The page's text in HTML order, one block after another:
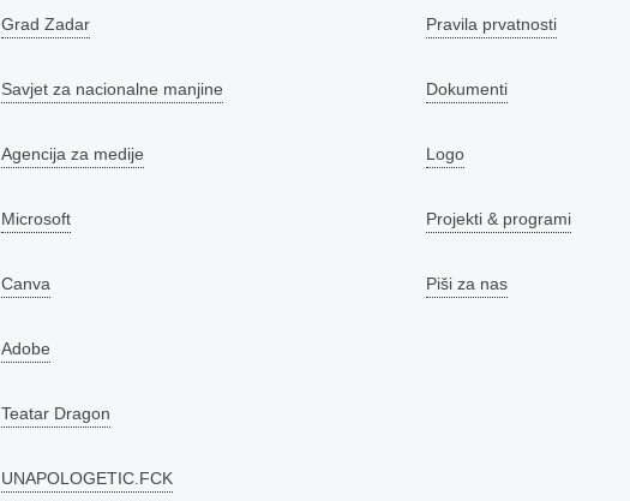
Grad Zadar
Savjet za nacionalne manjine
Agencija za medije
Microsoft
Canva
Adobe
Teatar Dragon
UNAPOLOGETIC.FCK
Pravila prvatnosti
Dokumenti
Logo
Projekti & programi
Piši za nas